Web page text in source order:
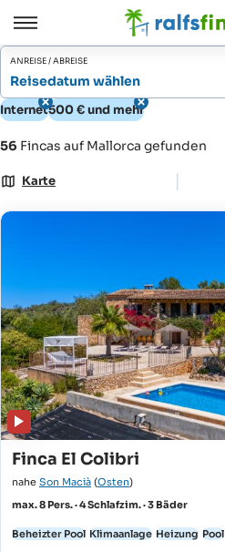
Öffnen
/
Schließen
ANREISE / ABREISE
Reisedatum wählen
Internet500 € und mehr
56 Fincas auf Mallorca gefunden
Karte |
Finca El Colibri
nahe Son Macià (Osten)
max. 8 Pers. · 4 Schlafzim. · 3 Bäder
Beheizter Pool Klimaanlage Heizung Pool